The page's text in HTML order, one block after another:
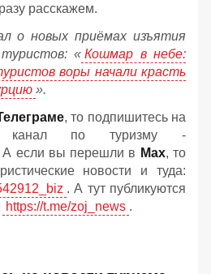
расскажем.
о новых приёмах изъятия
« Кошмар в небе:
воры начали красть
».
, то подпишитесь на
канал по туризму -
А если вы перешли в Мах, то
новости и туда:
. А тут публикуются
https://t.me/zoj_news .